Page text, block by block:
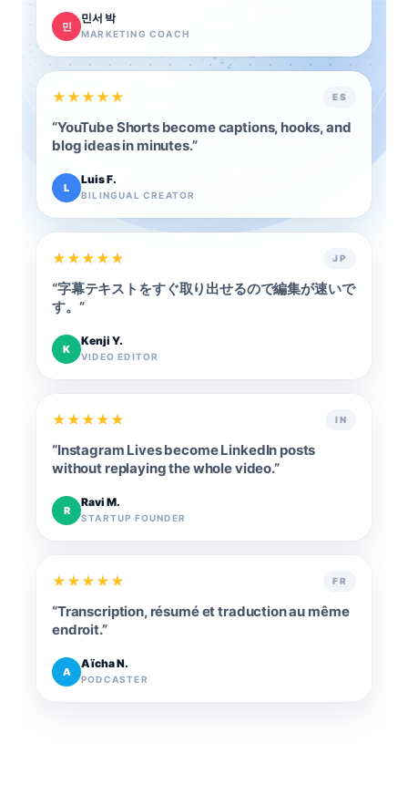
민
민서 박
MARKETING COACH
★★★★★ ES
“YouTube Shorts become captions, hooks, and
blog ideas in minutes.”
L
Luis F.
BILINGUAL CREATOR
★★★★★ JP
“字幕テキストをすぐ取り出せるので編集が速いで
す。 ”
K
Kenji Y.
VIDEO EDITOR
★★★★★ IN
“Instagram Lives become LinkedIn posts
without replaying the whole video.”
R
Ravi M.
STARTUP FOUNDER
★★★★★ FR
“Transcription, résumé et traduction au même
endroit.”
A
Aïcha N.
PODCASTER